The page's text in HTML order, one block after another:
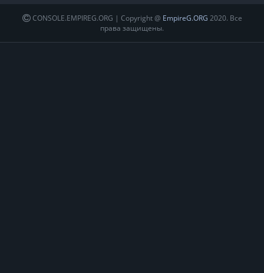
CONSOLE.EMPIREG.ORG | Copyright @ EmpireG.ORG 2020. Все
права защищены.